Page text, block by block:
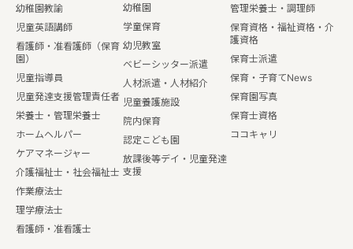
幼稚園教諭
児童英語講師
看護師・准看護師（保育
園）
児童指導員
児童発達支援管理責任者
栄養士・管理栄養士
ホームヘルパー
ケアマネージャー
介護福祉士・社会福祉士
作業療法士
理学療法士
看護師・准看護士
幼稚園
学童保育
幼児教室
ベビーシッター派遣
人材派遣・人材紹介
児童養護施設
院内保育
認定こども園
放課後等デイ・児童発達
支援
管理栄養士・調理師
保育資格・福祉資格・介
護資格
保育士派遣
保育・子育てNews
保育園写真
保育士資格
ココキャリ